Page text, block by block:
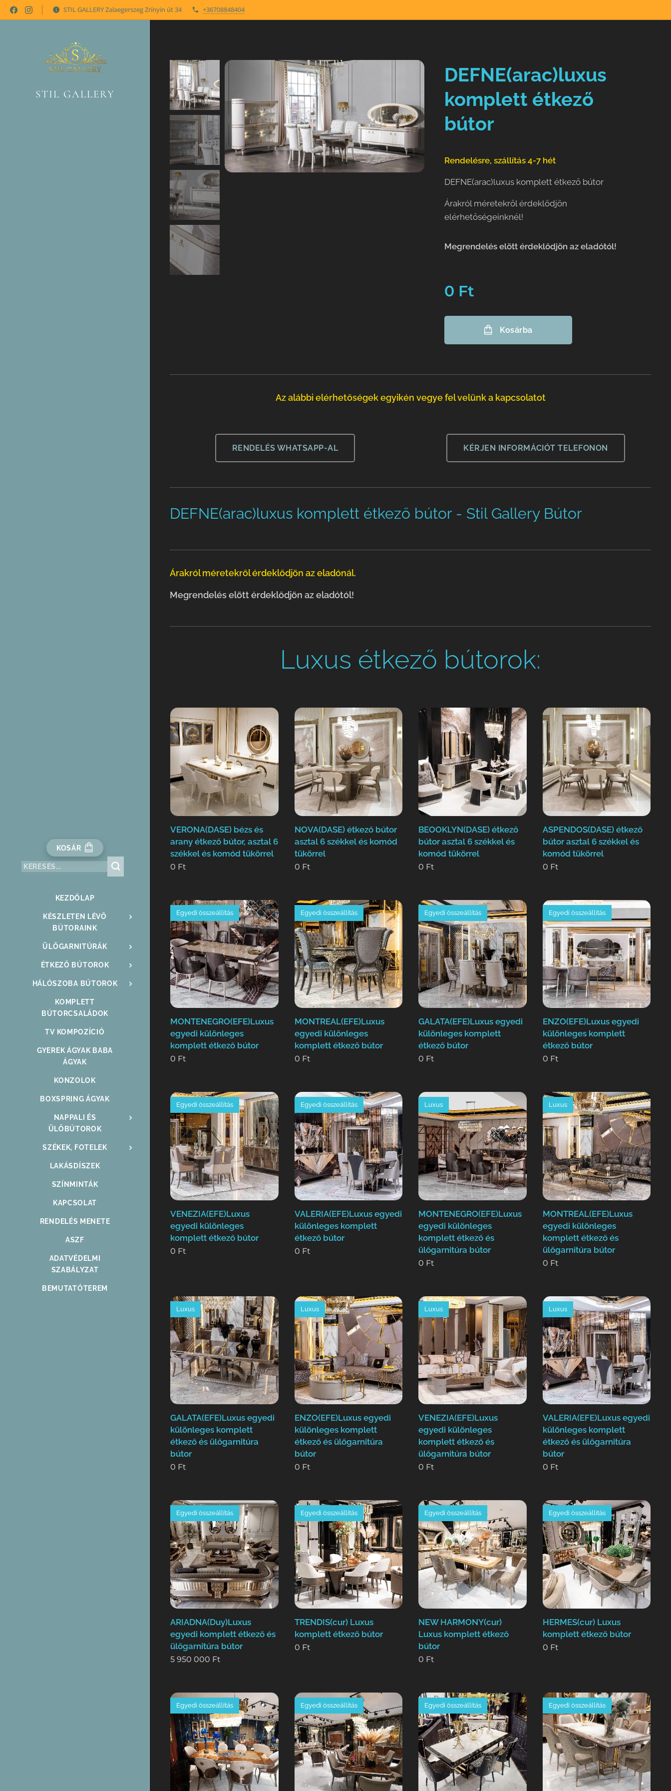
STIL GALLERY Zalaegerszeg Zrínyin út 34 +36708848404
STIL GALLERY
KOSÁR
KEZDŐLAP
KÉSZLETEN LÉVŐ
BÚTORAINK
ÜLŐGARNITÚRÁK
ÉTKEZŐ BÚTOROK
HÁLÓSZOBA BÚTOROK
KOMPLETT
BÚTORCSALÁDOK
TV KOMPOZÍCIÓ
GYEREK ÁGYAK BABA
ÁGYAK
KONZOLOK
BOXSPRING ÁGYAK
NAPPALI ÉS
ÜLŐBÚTOROK
SZÉKEK, FOTELEK
LAKÁSDÍSZEK
SZÍNMINTÁK
KAPCSOLAT
RENDELÉS MENETE
ASZF
ADATVÉDELMI
SZABÁLYZAT
BEMUTATÓTEREM
DEFNE(arac)luxus
komplett étkező
bútor
Rendelésre, szállítás 4-7 hét
DEFNE(arac)luxus komplett étkező bútor
Árakról méretekről érdeklődjön
elérhetőségeinknél!
Megrendelés elött érdeklődjön az eladótól!
0 Ft
Kosárba
Az alábbi elérhetőségek egyikén vegye fel velünk a kapcsolatot
RENDELÉS WHATSAPP-AL KÉRJEN INFORMÁCIÓT TELEFONON
DEFNE(arac)luxus komplett étkező bútor - Stil Gallery Bútor
Árakról méretekről érdeklődjön az eladónál.
Megrendelés elött érdeklődjön az eladótól!
Luxus étkező bútorok:
VERONA(DASE) bézs és
arany étkező bútor, asztal 6
székkel és komód tükörrel
0 Ft
NOVA(DASE) étkező bútor
asztal 6 székkel és komód
tükörrel
0 Ft
BEOOKLYN(DASE) étkező
bútor asztal 6 székkel és
komód tükörrel
0 Ft
ASPENDOS(DASE) étkező
bútor asztal 6 székkel és
komód tükörrel
0 Ft
MONTENEGRO(EFE)Luxus
egyedi különleges
komplett étkező bútor
Egyedi összeállítás
0 Ft
MONTREAL(EFE)Luxus
egyedi különleges
komplett étkező bútor
Egyedi összeállítás
0 Ft
GALATA(EFE)Luxus egyedi
különleges komplett
étkező bútor
Egyedi összeállítás
0 Ft
ENZO(EFE)Luxus egyedi
különleges komplett
étkező bútor
Egyedi összeállítás
0 Ft
VENEZIA(EFE)Luxus
egyedi különleges
komplett étkező bútor
Egyedi összeállítás
0 Ft
VALERIA(EFE)Luxus egyedi
különleges komplett
étkező bútor
Egyedi összeállítás
0 Ft
MONTENEGRO(EFE)Luxus
egyedi különleges
komplett étkező és
ülőgarnitúra bútor
Luxus
0 Ft
MONTREAL(EFE)Luxus
egyedi különleges
komplett étkező és
ülőgarnitúra bútor
Luxus
0 Ft
GALATA(EFE)Luxus egyedi
különleges komplett
étkező és ülőgarnitúra
bútor
Luxus
0 Ft
ENZO(EFE)Luxus egyedi
különleges komplett
étkező és ülőgarnitúra
bútor
Luxus
0 Ft
VENEZIA(EFE)Luxus
egyedi különleges
komplett étkező és
ülőgarnitúra bútor
Luxus
0 Ft
VALERIA(EFE)Luxus egyedi
különleges komplett
étkező és ülőgarnitúra
bútor
Luxus
0 Ft
ARIADNA(Duy)Luxus
egyedi komplett étkező és
ülőgarnitúra bútor
Egyedi összeállítás
5 950 000 Ft
TRENDIS(cur) Luxus
komplett étkező bútor
Egyedi összeállítás
0 Ft
NEW HARMONY(cur)
Luxus komplett étkező
bútor
Egyedi összeállítás
0 Ft
HERMES(cur) Luxus
komplett étkező bútor
Egyedi összeállítás
0 Ft
Egyedi összeállítás Egyedi összeállítás Egyedi összeállítás Egyedi összeállítás